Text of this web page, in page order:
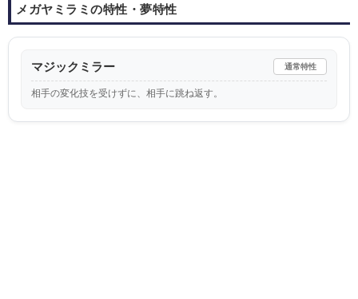
メガヤミラミの特性・夢特性
マジックミラー 通常特性
相手の変化技を受けずに、相手に跳ね返す。